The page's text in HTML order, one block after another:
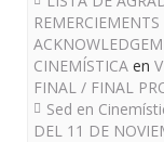
CINEMÍSTICA en
FINAL / FINAL
Sed en
DEL 11 DE